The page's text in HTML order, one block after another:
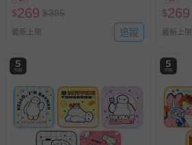
$269 $385
最新上架 追蹤
$269
最新上架